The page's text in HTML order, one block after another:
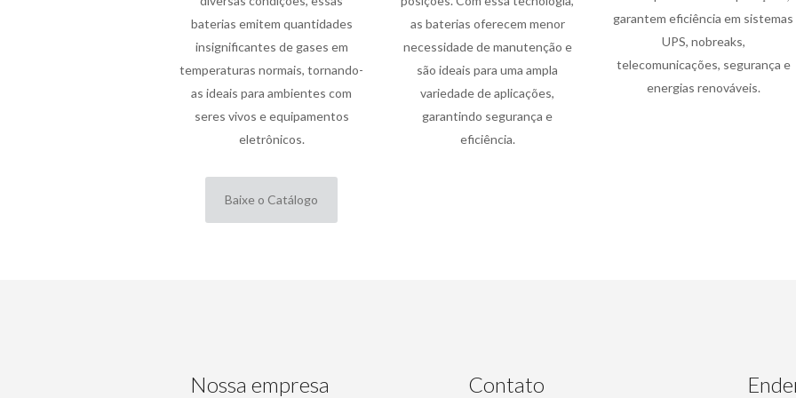
baterias emitem quantidades
insignificantes de gases em
temperaturas normais, tornando-
as ideais para ambientes com
seres vivos e equipamentos
eletrônicos.
Baixe o Catálogo
as baterias oferecem menor
necessidade de manutenção e
são ideais para uma ampla
variedade de aplicações,
garantindo segurança e
eficiência.
garantem eficiência em sistemas
UPS, nobreaks,
telecomunicações, segurança e
energias renováveis.
Nossa empresa Contato